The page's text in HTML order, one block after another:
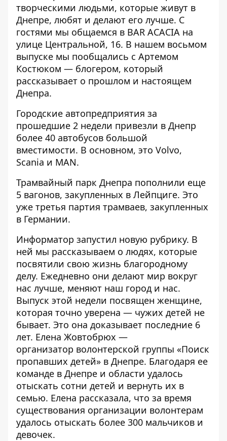
творческими людьми, которые живут в
Днепре, любят и делают его лучше. С
гостями мы общаемся в BAR ACACIA на
улице Центральной, 16. В нашем восьмом
выпуске мы пообщались с Артемом
Костюком — блогером, который
рассказывает о прошлом и настоящем
Днепра.
Городские автопредприятия за
прошедшие 2 недели привезли в Днепр
более 40 автобусов большой
вместимости. В основном, это Volvo,
Scania и MAN.
Трамвайный парк Днепра пополнили еще
5 вагонов, закупленных в Лейпциге. Это
уже третья партия трамваев, закупленных
в Германии.
Информатор запустил новую рубрику. В
ней мы рассказываем о людях, которые
посвятили свою жизнь благородному
делу. Ежедневно они делают мир вокруг
нас лучше, меняют наш город и нас.
Выпуск этой недели посвящен женщине,
которая точно уверена — чужих детей не
бывает. Это она доказывает последние 6
лет. Елена Жовтобрюх —
организатор волонтерской группы «Поиск
пропавших детей» в Днепре. Благодаря ее
команде в Днепре и области удалось
отыскать сотни детей и вернуть их в
семью. Елена рассказала, что за время
существования организации волонтерам
удалось отыскать более 300 мальчиков и
девочек.